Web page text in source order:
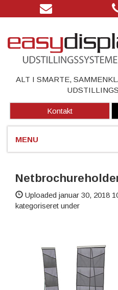
ALT I SMARTE,
Kontakt
Uploaded januar 30, 2018
kategoriseret under